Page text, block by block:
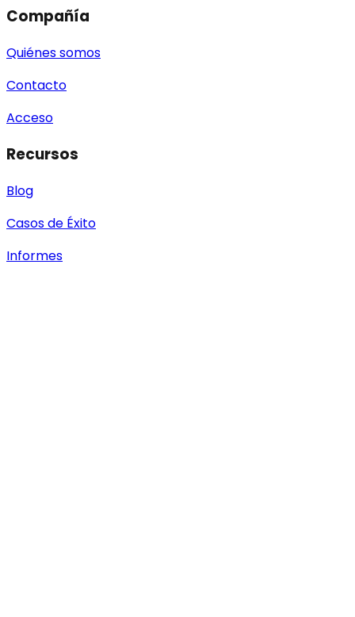
Compañía
Quiénes somos
Contacto
Acceso
Recursos
Blog
Casos de Éxito
Informes